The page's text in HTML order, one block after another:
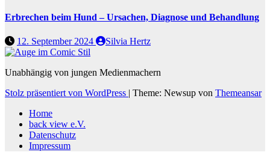
Erbrechen beim Hund – Ursachen, Diagnose und Behandlung
12. September 2024 Silvia Hertz
Unabhängig von jungen Medienmachern
Stolz präsentiert von WordPress | Theme: Newsup von Themeansar
Home
back view e.V.
Datenschutz
Impressum